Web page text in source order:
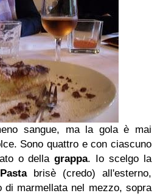
sangue, ma la gola è mai
Sono quattro e con ciascuno
o dellagrappa. Io scelgo la
Pastabrisè (credo) all'esterno,
di marmellata nel mezzo, sopra